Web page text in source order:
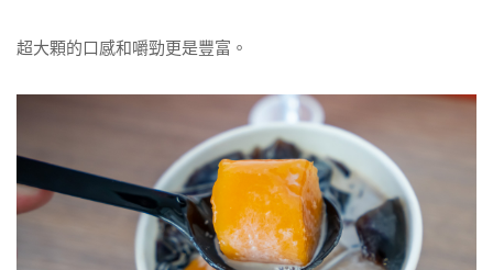
超大顆的口感和嚼勁更是豐富。